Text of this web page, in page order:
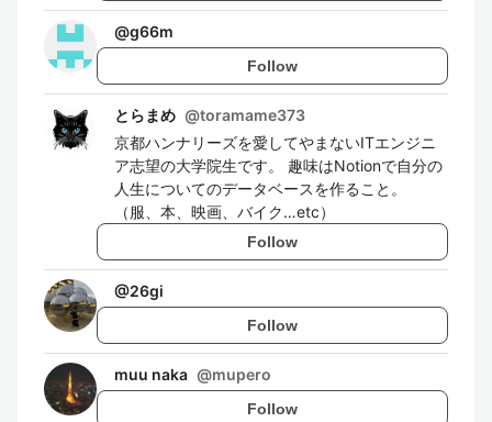
@g66m
Follow
とらまめ @toramame373
京都ハンナリーズを愛してやまないITエンジニ
ア志望の大学院生です。 趣味はNotionで自分の
人生についてのデータベースを作ること。
（服、本、映画、バイク…etc）
Follow
@26gi
Follow
muu naka @mupero
Follow